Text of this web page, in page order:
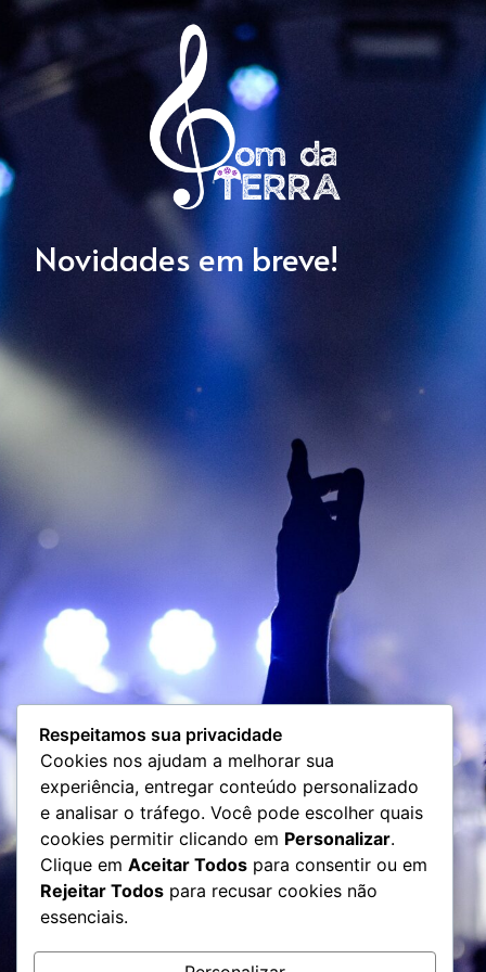
Novidades em breve!
Respeitamos sua privacidade
Cookies nos ajudam a melhorar sua
experiência, entregar conteúdo personalizado
e analisar o tráfego. Você pode escolher quais
cookies permitir clicando em Personalizar.
Clique em Aceitar Todos para consentir ou em
Rejeitar Todos para recusar cookies não
essenciais.